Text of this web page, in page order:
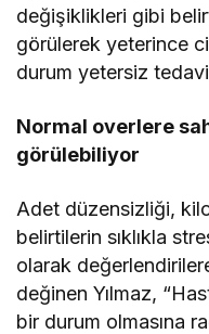
değişiklikleri gibi
görülerek yeterince
durum yetersiz
Normal overlere
görülebiliyor
Adet düzensizliği,
belirtilerin sıklıkla
olarak
değinen Yılmaz,
bir durum olmasına